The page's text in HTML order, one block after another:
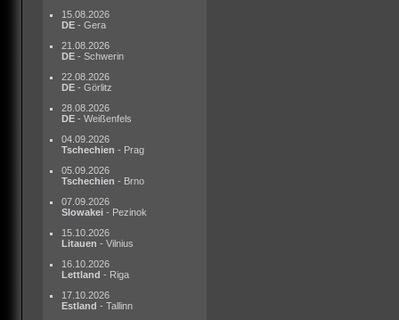
15.08.2026
DE - Gera
21.08.2026
DE - Schwerin
22.08.2026
DE - Görlitz
28.08.2026
DE - Weißenfels
04.09.2026
Tschechien - Prag
05.09.2026
Tschechien - Brno
07.09.2026
Slowakei - Pezinok
15.10.2026
Litauen - Vilnius
16.10.2026
Lettland - Riga
17.10.2026
Estland - Tallinn